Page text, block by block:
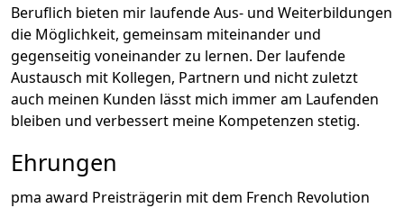
Beruflich bieten mir laufende Aus- und Weiterbildungen
die Möglichkeit, gemeinsam miteinander und
gegenseitig voneinander zu lernen. Der laufende
Austausch mit Kollegen, Partnern und nicht zuletzt
auch meinen Kunden lässt mich immer am Laufenden
bleiben und verbessert meine Kompetenzen stetig.
Ehrungen
pma award Preisträgerin mit dem French Revolution